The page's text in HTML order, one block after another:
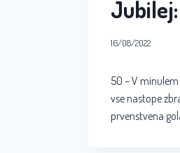
16/08/2022
50 – V
vse nastope
prvenstvena